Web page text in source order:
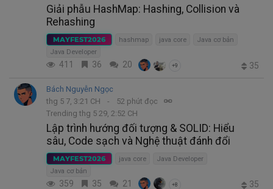
Giải phẫu HashMap: Hashing, Collision và
Rehashing
MAYFEST2026 hashmap java core
Java cơ bản
Java Developer
411 36 20 +9 35
Bách Nguyễn Ngọc
thg 5 7, 3:21 CH
52 phút đọc
Trending thg 5 29, 2:52 CH
Lập trình hướng đối tượng & SOLID: Hiểu
sâu, Code sạch và Nghệ thuật đánh đổi
MAYFEST2026 java core
Java Developer
Java cơ bản
359 35 21 +8 35